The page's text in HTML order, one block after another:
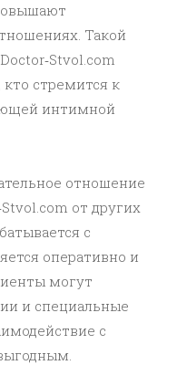
Такой
стремится к
интимной
отношение
от других
с
оперативно и
могут
и специальные
с